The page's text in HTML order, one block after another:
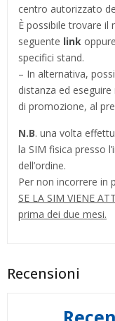
centro autorizzato
È possibile trovare il
seguente link
specifici stand.
– In alternativa,
distanza ed
di promozione, al
N.B. una volta
la SIM fisica presso
dell’ordine.
Per non incorrere in
SE LA SIM VIENE
prima dei due mesi.
Recensioni